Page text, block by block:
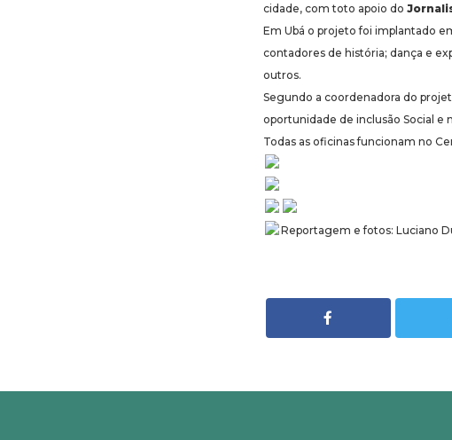
cidade, com toto apoio do
Em Ubá o projeto foi implantado
contadores de história; dança e
outros.
Segundo a coordenadora do
oportunidade de inclusão Social e
Todas as oficinas funcionam no
Reportagem e fotos: Luciano